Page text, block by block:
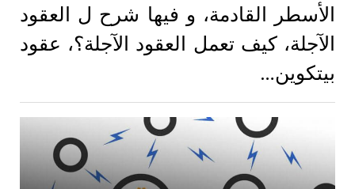
الأسطر القادمة، و فيها شرح ل العقود
الآجلة، كيف تعمل العقود الآجلة؟، عقود
بيتكوين…